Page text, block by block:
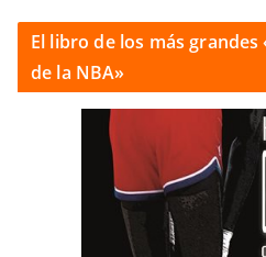
El libro de los más
de la NBA»